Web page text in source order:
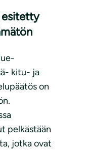
esitetty
kitu- ja
on
pelkästään
jotka ovat